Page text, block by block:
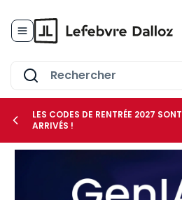
le sous-menu Vos besoins
LES CODES DE RENTRÉE 2027 SONT
ARRIVÉS !